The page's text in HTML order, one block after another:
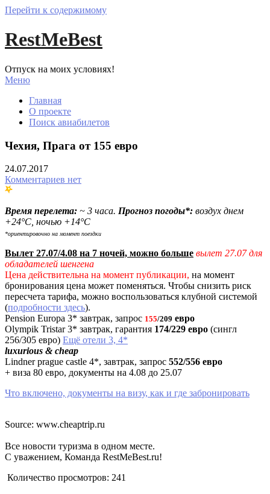
Перейти к содержимому
RestMeBest
Отпуск на моих условиях!
Меню
Главная
О проекте
Поиск авиабилетов
Чехия, Прага от 155 евро
24.07.2017
Комментариев нет
Время перелета: ~ 3 часа. Прогноз погоды*: воздух днем
+24°С, ночью +14°С
*ориентировочно на момент поездки
Вылет 27.07/4.08 на 7 ночей, можно больше вылет 27.07 для
обладателей шенгена
Цена действительна на момент публикации, на момент
бронирования цена может поменяться. Чтобы снизить риск
пересчета тарифа, можно воспользоваться клубной системой
(подробности здесь).
Pension Europa 3* завтрак, запрос 155/209 евро
Olympik Tristar 3* завтрак, гарантия 174/229 евро (сингл
256/305 евро) Ещё отели 3, 4*
luxurious & cheap
Lindner prague castle 4*, завтрак, запрос 552/556 евро
+ виза 80 евро, документы на 4.08 до 25.07
Что включено, документы на визу, как и где забронировать
Source: www.cheaptrip.ru
Все новости туризма в одном месте.
С уважением, Команда RestMeBest.ru!
Количество просмотров: 241